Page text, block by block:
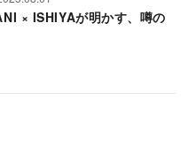
× ISHIYAが明かす、噂の